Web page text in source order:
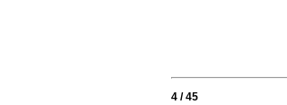
4 / 45